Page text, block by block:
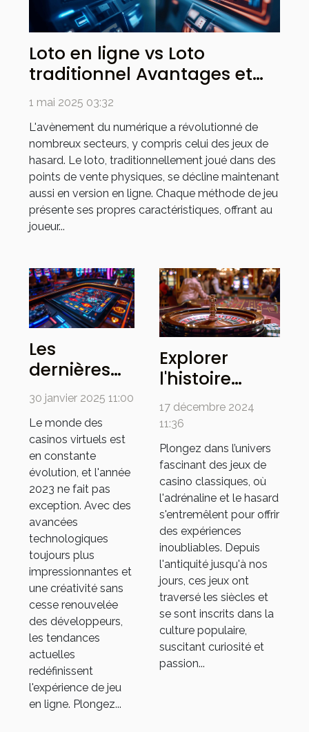
Loto en ligne vs Loto
traditionnel Avantages et
inconvénients de chaque
méthode de jeu
1 mai 2025 03:32
L'avènement du numérique a révolutionné de
nombreux secteurs, y compris celui des jeux de
hasard. Le loto, traditionnellement joué dans des
points de vente physiques, se décline maintenant
aussi en version en ligne. Chaque méthode de jeu
présente ses propres caractéristiques, offrant au
joueur...
Les
dernières
tendances
dans les
jeux de
casino
virtuels en
2023
30 janvier 2025 11:00
Le monde des
casinos virtuels est
en constante
évolution, et l'année
2023 ne fait pas
exception. Avec des
avancées
technologiques
toujours plus
impressionnantes et
une créativité sans
cesse renouvelée
des développeurs,
les tendances
actuelles
redéfinissent
l'expérience de jeu
en ligne. Plongez...
Explorer
l'histoire
passionnante
des jeux de
casino
classiques
17 décembre 2024
11:36
Plongez dans l’univers
fascinant des jeux de
casino classiques, où
l'adrénaline et le hasard
s'entremêlent pour offrir
des expériences
inoubliables. Depuis
l'antiquité jusqu'à nos
jours, ces jeux ont
traversé les siècles et
se sont inscrits dans la
culture populaire,
suscitant curiosité et
passion...